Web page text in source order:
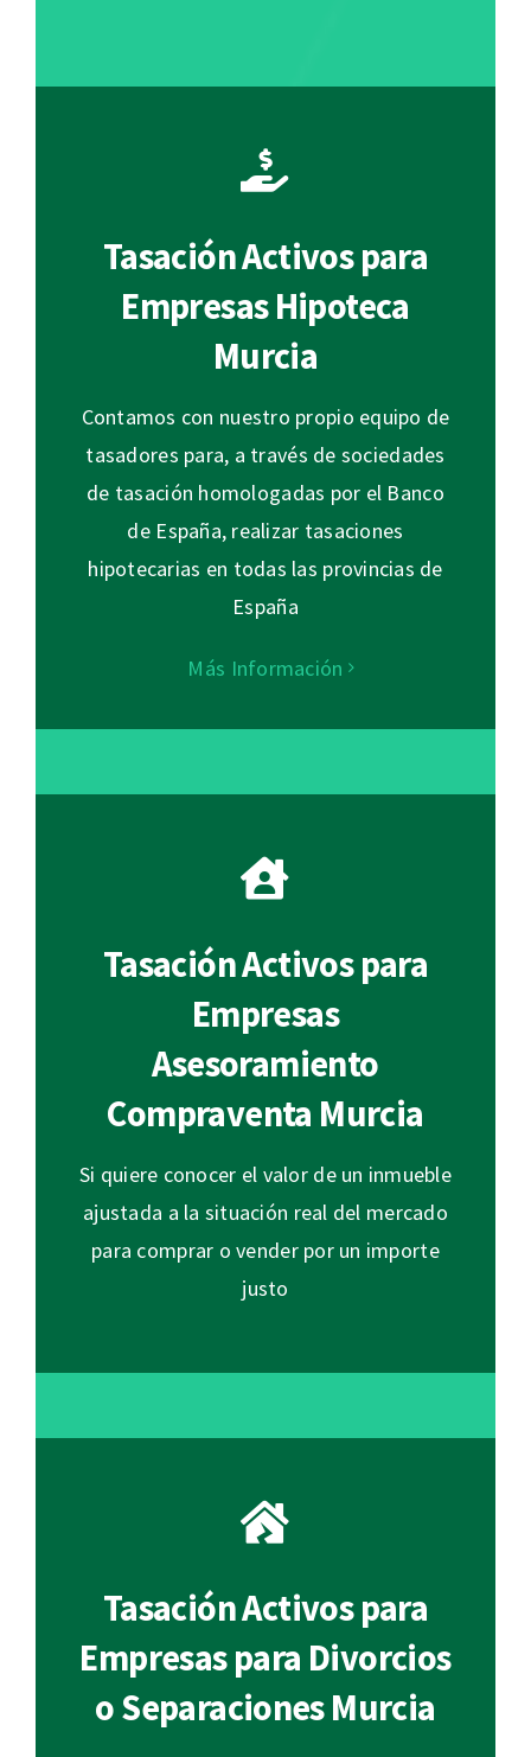
Tasación Activos para
Empresas Hipoteca
Murcia
Contamos con nuestro propio equipo de
tasadores para, a través de sociedades
de tasación homologadas por el Banco
de España, realizar tasaciones
hipotecarias en todas las provincias de
España
Más Información
Tasación Activos para
Empresas
Asesoramiento
Compraventa Murcia
Si quiere conocer el valor de un inmueble
ajustada a la situación real del mercado
para comprar o vender por un importe
justo
Tasación Activos para
Empresas para Divorcios
o Separaciones Murcia